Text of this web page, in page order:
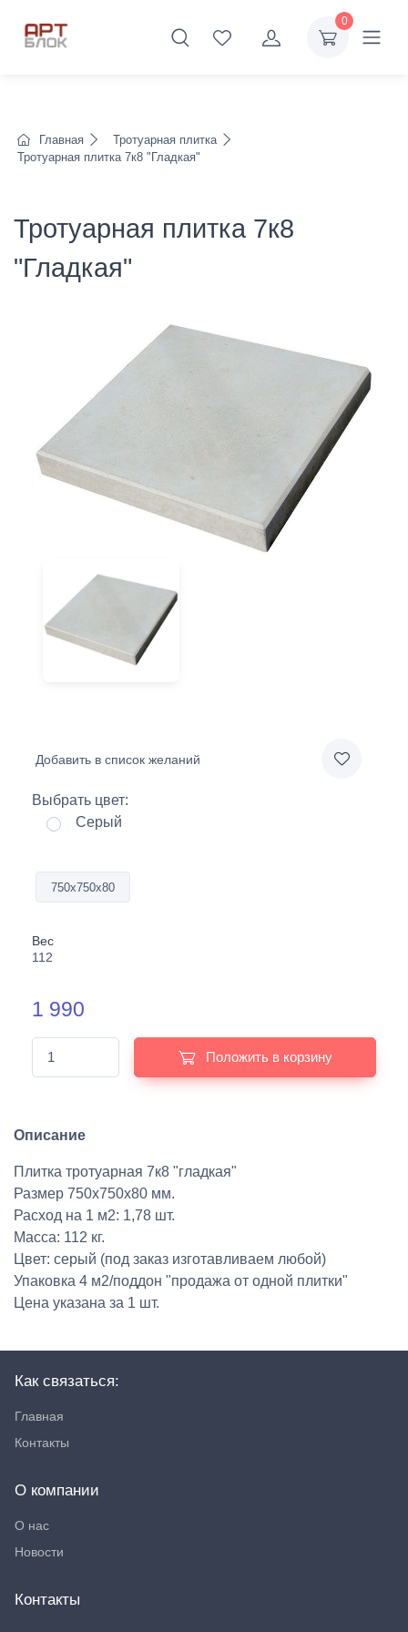
0
Главная
Тротуарная плитка
Тротуарная плитка 7к8 "Гладкая"
Тротуарная плитка 7к8
"Гладкая"
Добавить в список желаний
Выбрать цвет:
Серый
750х750х80
Вес
112
1 990
Положить в корзину
Описание
Плитка тротуарная 7к8 "гладкая"
Размер 750х750х80 мм.
Расход на 1 м2: 1,78 шт.
Масса: 112 кг.
Цвет: серый (под заказ изготавливаем любой)
Упаковка 4 м2/поддон "продажа от одной плитки"
Цена указана за 1 шт.
Как связаться:
Главная
Контакты
О компании
О нас
Новости
Контакты